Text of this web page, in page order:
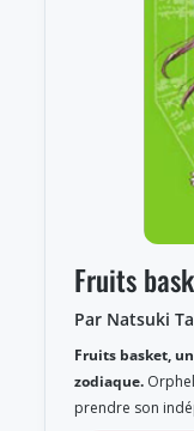
Fruits
Par Natsuki
Fruits basket,
zodiaque.
prendre son